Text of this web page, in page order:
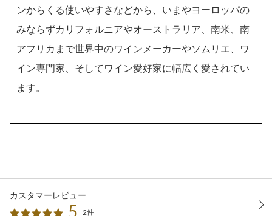
ンからくる使いやすさなどから、いまやヨーロッパの
みならずカリフォルニアやオーストラリア、南米、南
アフリカまで世界中のワインメーカーやソムリエ、ワ
イン専門家、そしてワイン愛好家に幅広く愛されてい
ます。
カスタマーレビュー
5 2件